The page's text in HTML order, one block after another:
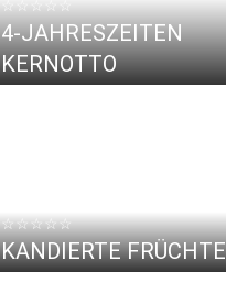
☆☆☆☆☆
4-JAHRESZEITEN
KERNOTTO
☆☆☆☆☆
KANDIERTE FRÜCHTE